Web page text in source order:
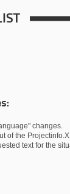
changes.
of the
text for the